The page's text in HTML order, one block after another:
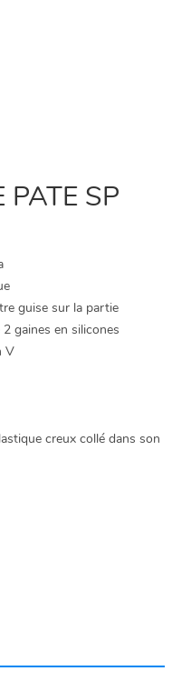
PATE SP
guise sur la partie
gaines en silicones
V
creux collé dans son